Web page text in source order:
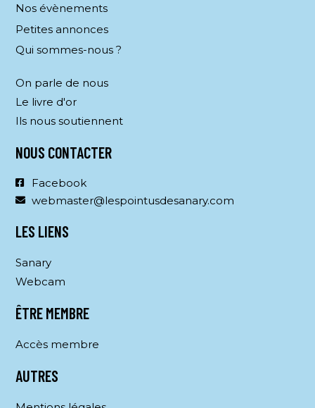
Nos évènements
Petites annonces
Qui sommes-nous ?
On parle de nous
Le livre d'or
Ils nous soutiennent
NOUS CONTACTER
Facebook
webmaster@lespointusdesanary.com
LES LIENS
Sanary
Webcam
ÊTRE MEMBRE
Accès membre
AUTRES